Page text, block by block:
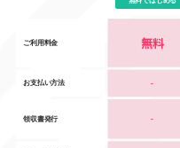
ご利用料金 無料
お支払い方法 -
領収書発行 -